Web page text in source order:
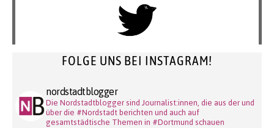
FOLGE UNS BEI INSTAGRAM!
nordstadtblogger
Die Nordstadtblogger sind Journalist:innen, die aus der und
über die #Nordstadt berichten und auch auf
gesamtstädtische Themen in #Dortmund schauen